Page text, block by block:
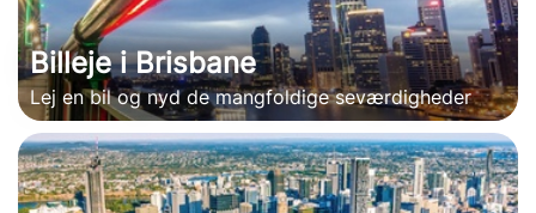
Billeje i Brisbane
Lej en bil og nyd de mangfoldige seværdigheder